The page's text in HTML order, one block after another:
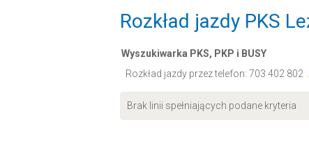
Rozkład jazdy PKS
Wyszukiwarka PKS, PKP i BUSY
Rozkład jazdy przez telefon: 703 402 802
Brak linii spełniających podane kryteria